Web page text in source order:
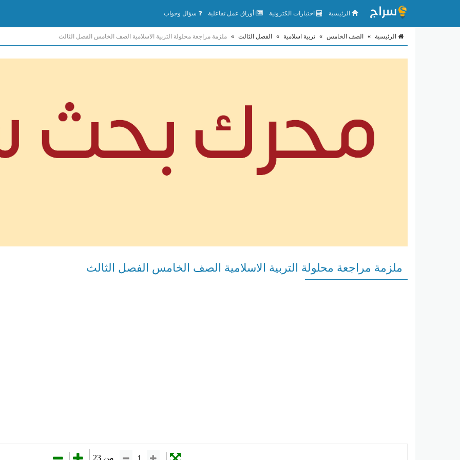
الرئيسية اختبارات الكترونية أوراق عمل تفاعلية سؤال وجواب
الرئيسية » الصف الخامس » تربية اسلامية » الفصل الثالث » ملزمة مراجعة محلولة التربية الاسلامية الصف الخامس الفصل الثالث
ملزمة مراجعة محلولة التربية الاسلامية الصف الخامس الفصل الثالث